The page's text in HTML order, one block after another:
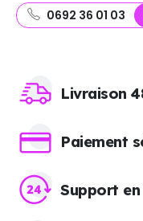
0692 36 01 03
Livraison
Paiement
Support